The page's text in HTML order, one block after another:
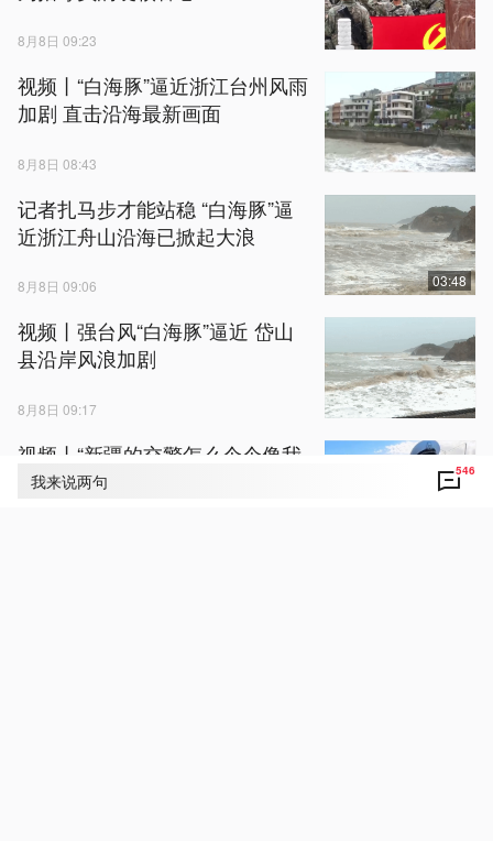
我来说两句 546
8月8日 09:23
视频丨“白海豚”逼近浙江台州风雨
加剧 直击沿海最新画面
8月8日 08:43
记者扎马步才能站稳 “白海豚”逼
近浙江舟山沿海已掀起大浪
8月8日 09:06 03:48
视频丨强台风“白海豚”逼近 岱山
县沿岸风浪加剧
8月8日 09:17
视频丨“新疆的交警怎么个个像我
妈！”